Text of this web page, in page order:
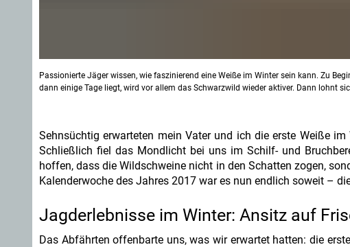
Passionierte Jäger wissen, wie faszinierend eine Weiße im Winter sein kann. Zu
dann einige Tage liegt, wird vor allem das Schwarzwild wieder aktiver. Dann lohnt
Sehnsüchtig erwarteten mein Vater und ich die erste Weiße
Schließlich fiel das Mondlicht bei uns im Schilf- und
hoffen, dass die Wildschweine nicht in den Schatten zogen,
Kalenderwoche des Jahres 2017 war es nun endlich soweit –
Jagderlebnisse im Winter: Ansitz auf
Das Abfährten offenbarte uns, was wir erwartet hatten: die